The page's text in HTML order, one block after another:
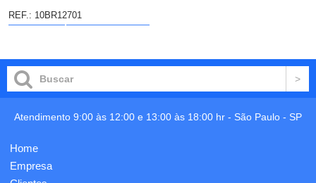
REF.: 10BR12701
Atendimento 9:00 às 12:00 e 13:00 às 18:00 hr - São Paulo - SP
Home
Empresa